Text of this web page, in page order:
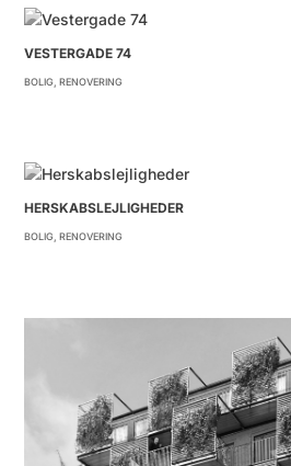
VESTERGADE 74
BOLIG ,RENOVERING
HERSKABSLEJLIGHEDER
BOLIG, RENOVERING